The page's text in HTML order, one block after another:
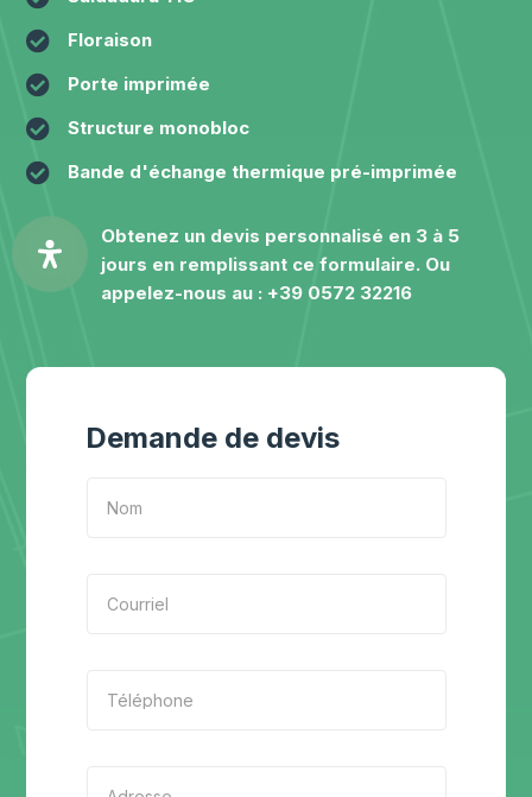
 Floraison
 Porte imprimée
 Structure monobloc
 Bande d'échange thermique pré-imprimée
Obtenez un devis personnalisé en 3 à 5
jours en remplissant ce formulaire. Ou
appelez-nous au : +39 0572 32216
Demande de devis